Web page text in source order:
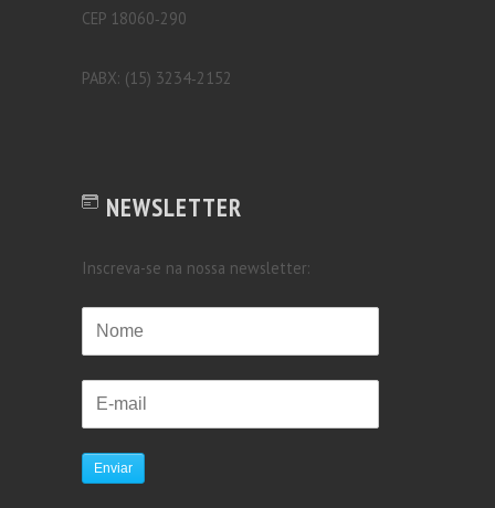
CEP 18060‐290
PABX: (15) 3234‐2152
NEWSLETTER
Inscreva-se na nossa newsletter:
Enviar